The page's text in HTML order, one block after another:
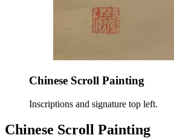
Chinese Scroll Painting
Inscriptions and signature top left.
Chinese Scroll Painting